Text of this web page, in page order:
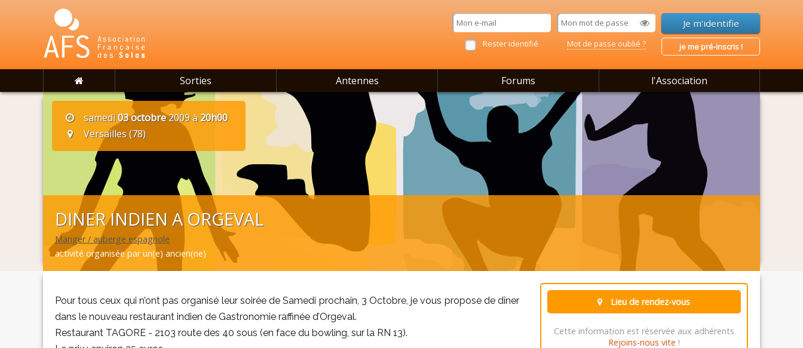
Rester identifié Mot de passe oublié ? je me pré-inscris !
Sorties Antennes Forums l'Association
samedi03 octobre2009 à20h00
Versailles (78)
DINER INDIEN A ORGEVAL
Manger / auberge espagnole
activité organisée par un(e) ancien(ne)
Pour tous ceux qui n’ont pas organisé leur soirée de Samedi prochain, 3 Octobre, je vous propose de dîner
dans le nouveau restaurant indien de Gastronomie raffinée d’Orgeval.
Restaurant TAGORE - 2103 route des 40 sous (en face du bowling, sur la RN 13).
Lieu de rendez-vous
Cette information est réservée aux adhérents
Rejoins-nous vite !